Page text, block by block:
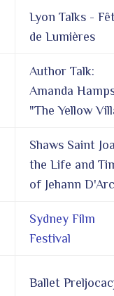
Lyon Talks -
de Lumières
Author Talk:
Amanda
"The Yellow
Shaws Saint
the Life and
of Jehann D'Arc
Sydney Film
Festival
Ballet